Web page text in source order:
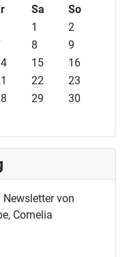
Sa
So
1
2
8
9
15
16
22
23
29
30
von
Cornelia